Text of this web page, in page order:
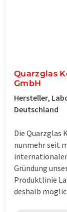
Quarzglas
GmbH
Hersteller,
Deutschland
Die Quarzglas
nunmehr seit
Gründung
Produktlinie
deshalb